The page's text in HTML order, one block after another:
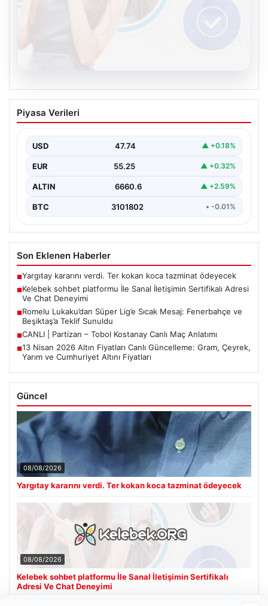
Kelebek sohbet platformu İle Sanal
İletişimin Sertifikalı Adresi Ve Chat
Sanal ortamında insanların güvenli bir biçimde iletişim
Piyasa Verileri
USD 47.74 ▲ +0.18%
EUR 55.25 ▲ +0.32%
ALTIN 6660.6 ▲ +2.59%
BTC 3101802 • -0.01%
Son Eklenen Haberler
■Yargıtay kararını verdi. Ter kokan koca tazminat ödeyecek
■Kelebek sohbet platformu İle Sanal İletişimin Sertifikalı Adresi
Ve Chat Deneyimi
■Romelu Lukaku’dan Süper Lig’e Sıcak Mesaj: Fenerbahçe ve
Beşiktaş’a Teklif Sunuldu
■CANLI | Partizan – Tobol Kostanay Canlı Maç Anlatımı
■13 Nisan 2026 Altın Fiyatları Canlı Güncelleme: Gram, Çeyrek,
Yarım ve Cumhuriyet Altını Fiyatları
Güncel
08/08/2026
Yargıtay kararını verdi. Ter kokan koca tazminat ödeyecek
08/08/2026
Kelebek sohbet platformu İle Sanal İletişimin Sertifikalı
Adresi Ve Chat Deneyimi